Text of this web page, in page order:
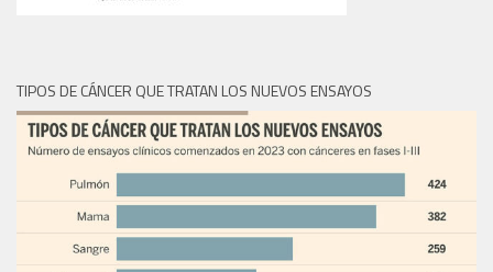
TIPOS DE CÁNCER QUE TRATAN LOS NUEVOS ENSAYOS